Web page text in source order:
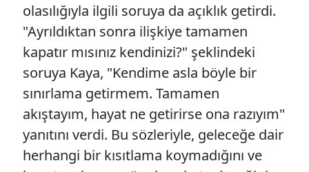
olasılığıyla ilgili soruya da açıklık getirdi.
"Ayrıldıktan sonra ilişkiye tamamen
kapatır mısınız kendinizi?" şeklindeki
soruya Kaya, "Kendime asla böyle bir
sınırlama getirmem. Tamamen
akıştayım, hayat ne getirirse ona razıyım"
yanıtını verdi. Bu sözleriyle, geleceğe dair
herhangi bir kısıtlama koymadığını ve